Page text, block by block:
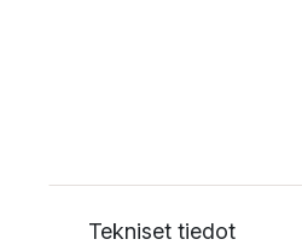
Tekniset tiedot